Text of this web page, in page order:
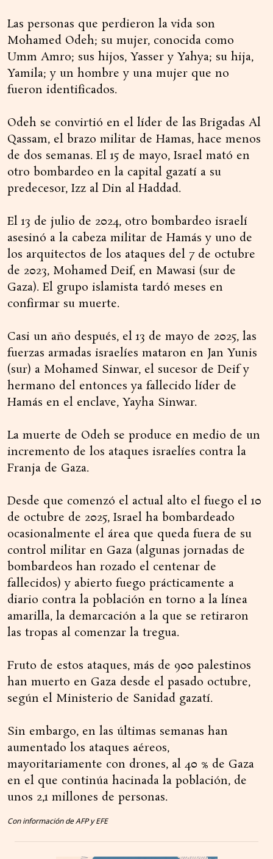
Las personas que perdieron la vida son
Mohamed Odeh; su mujer, conocida como
Umm Amro; sus hijos, Yasser y Yahya; su hija,
Yamila; y un hombre y una mujer que no
fueron identificados.
Odeh se convirtió en el líder de las Brigadas Al
Qassam, el brazo militar de Hamas, hace menos
de dos semanas. El 15 de mayo, Israel mató en
otro bombardeo en la capital gazatí a su
predecesor, Izz al Din al Haddad.
El 13 de julio de 2024, otro bombardeo israelí
asesinó a la cabeza militar de Hamás y uno de
los arquitectos de los ataques del 7 de octubre
de 2023, Mohamed Deif, en Mawasi (sur de
Gaza). El grupo islamista tardó meses en
confirmar su muerte.
Casi un año después, el 13 de mayo de 2025, las
fuerzas armadas israelíes mataron en Jan Yunis
(sur) a Mohamed Sinwar, el sucesor de Deif y
hermano del entonces ya fallecido líder de
Hamás en el enclave, Yayha Sinwar.
La muerte de Odeh se produce en medio de un
incremento de los ataques israelíes contra la
Franja de Gaza.
Desde que comenzó el actual alto el fuego el 10
de octubre de 2025, Israel ha bombardeado
ocasionalmente el área que queda fuera de su
control militar en Gaza (algunas jornadas de
bombardeos han rozado el centenar de
fallecidos) y abierto fuego prácticamente a
diario contra la población en torno a la línea
amarilla, la demarcación a la que se retiraron
las tropas al comenzar la tregua.
Fruto de estos ataques, más de 900 palestinos
han muerto en Gaza desde el pasado octubre,
según el Ministerio de Sanidad gazatí.
Sin embargo, en las últimas semanas han
aumentado los ataques aéreos,
mayoritariamente con drones, al 40 % de Gaza
en el que continúa hacinada la población, de
unos 2,1 millones de personas.
Con información de AFP y EFE